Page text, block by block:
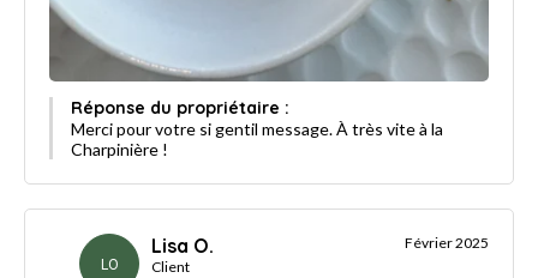
Réponse du propriétaire :
Merci pour votre si gentil message. À très vite à la
Charpinière !
LO
Lisa O.
Client
Février 2025